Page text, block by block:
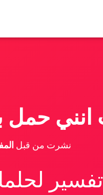
حمل
نشرت من قبل